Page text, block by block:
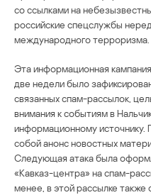
со ссылками на
российские спецслужбы
международного терроризма.
Эта информационная
две недели было
связанных спам-рассылок,
внимания к событиям в
информационному источнику.
собой анонс новостных
Следующая атака была
«Кавказ-центра» на спам-
менее, в этой рассылке